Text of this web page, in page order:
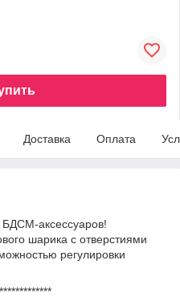
Доставка Оплата
аксессуаров!
шарика с отверстиями
регулировки